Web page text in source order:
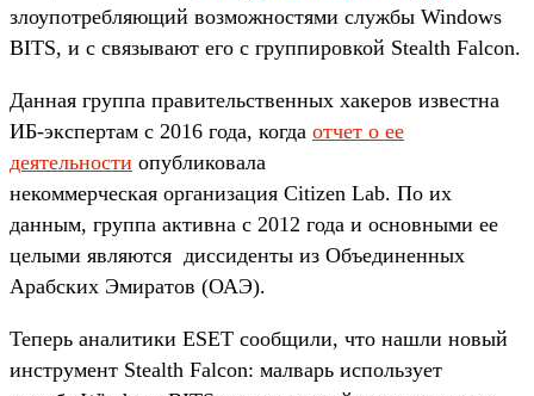
злоупотребляющий возможностями службы Windows
BITS, и с связывают его с группировкой Stealth Falcon.
Данная группа правительственных хакеров известна
ИБ-экспертам с 2016 года, когда отчет о ее
деятельности опубликовала
некоммерческая организация Citizen Lab. По их
данным, группа активна с 2012 года и основными ее
целыми являются диссиденты из Объединенных
Арабских Эмиратов (ОАЭ).
Теперь аналитики ESET сообщили, что нашли новый
инструмент Stealth Falcon: малварь использует